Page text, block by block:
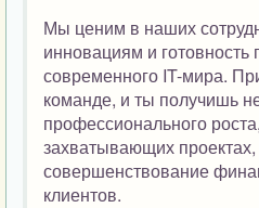
Мы ценим в наших
инновациям и
современного IT-мира.
команде, и ты получишь
профессионального
захватывающих
совершенствование
клиентов.